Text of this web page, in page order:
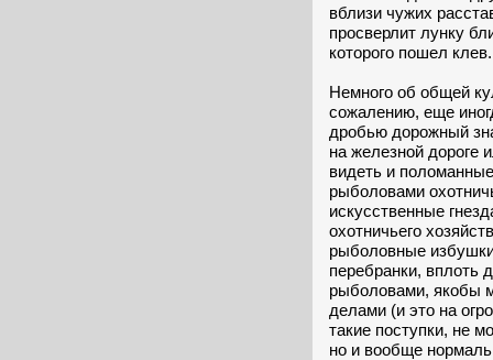
вблизи чужих
просверлит лунку
которого пошел клев.
Немного об общей
сожалению, еще
дробью дорожный
на железной дороге
видеть и
рыболовами
искусственные
охотничьего
рыболовные
перебранки, вплоть
рыболовами, якобы
делами (и это на
такие поступки, не
но и вообще